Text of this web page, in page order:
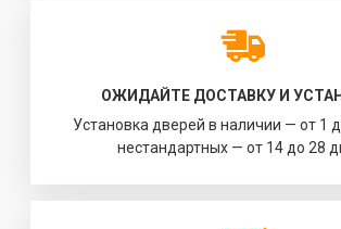
ОЖИДАЙТЕ ДОСТАВКУ И
Установка дверей в наличии — от 1
нестандартных — от 14 до 28